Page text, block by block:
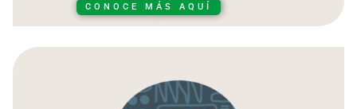
CONOCE MÁS AQUÍ